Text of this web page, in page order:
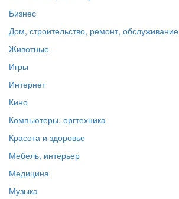
Бизнес
Дом, строительство, ремонт, обслуживание
Животные
Игры
Интернет
Кино
Компьютеры, оргтехника
Красота и здоровье
Мебель, интерьер
Медицина
Музыка